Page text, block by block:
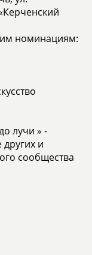
номинациям:
лучи » -
и
сообщества